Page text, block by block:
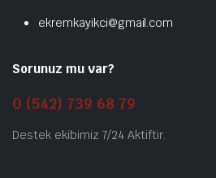
ekremkayikci@gmail.com
Sorunuz mu var?
0 (542) 739 68 79
Destek ekibimiz 7/24 Aktiftir.